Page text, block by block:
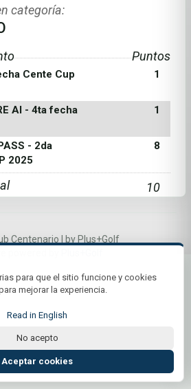
categoría:
Puntos
Cente Cup
1
AI - 4ta fecha
1
- 2da
2025
8
10
Centenario | by Plus+Golf
para que el sitio funcione y cookies
mejorar la experiencia.
Read in English
No acepto
Aceptar cookies